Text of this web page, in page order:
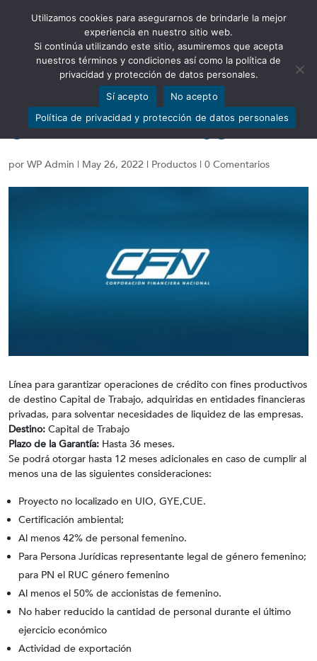
Abrir barra de herramientas
MIPYMES PRODUCTIVO
CAPITAL DE TRABAJO
por WP Admin | May 26, 2022 | Productos | 0 Comentarios
Línea para garantizar operaciones de crédito con fines productivos
de destino Capital de Trabajo, adquiridas en entidades financieras
privadas, para solventar necesidades de liquidez de las empresas.
Destino: Capital de Trabajo
Plazo de la Garantía: Hasta 36 meses.
Se podrá otorgar hasta 12 meses adicionales en caso de cumplir al
menos una de las siguientes consideraciones:
Proyecto no localizado en UIO, GYE,CUE.
Certificación ambiental;
Al menos 42% de personal femenino.
Para Persona Jurídicas representante legal de género femenino;
para PN el RUC género femenino
Al menos el 50% de accionistas de femenino.
No haber reducido la cantidad de personal durante el último
ejercicio económico
Actividad de exportación
Utilizamos cookies para asegurarnos de brindarle la mejor
experiencia en nuestro sitio web.
Si continúa utilizando este sitio, asumiremos que acepta
nuestros términos y condiciones así como la política de
privacidad y protección de datos personales.
Sí acepto
No acepto
Política de privacidad y protección de datos personales